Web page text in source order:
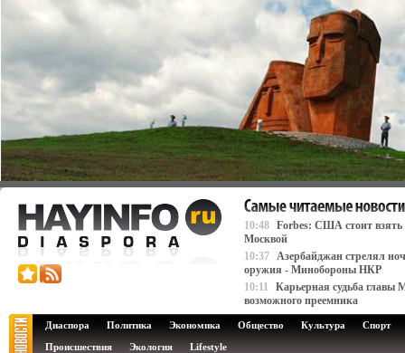
10:48 Forbes: США стоит взять
Москвой
10:37
Азербайджан стрелял
оружия - Минобороны НКР
10:11
Карьерная судьба
возможного преемника
Диаспора Политика Экономика Общество Культура
Спорт
Происшествия
Экология Lifestyle